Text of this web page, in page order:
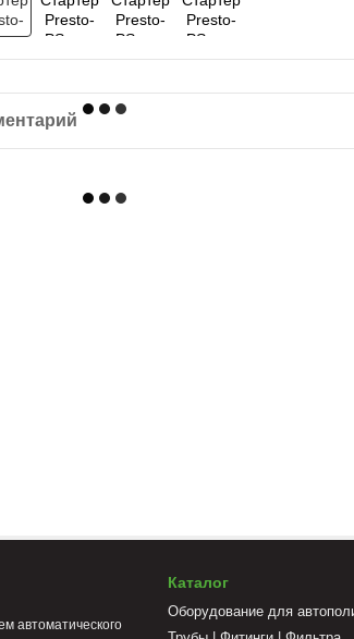
автоматического
Каталог
Оборудование для